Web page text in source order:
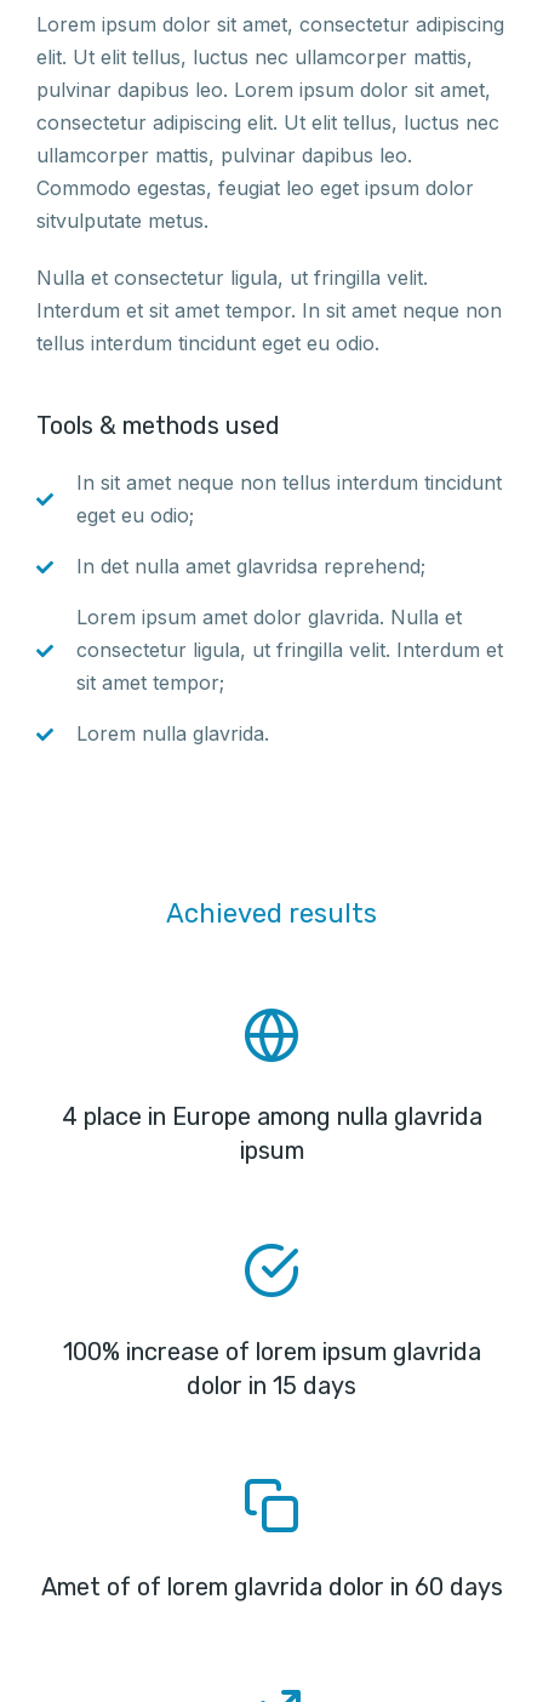
Lorem ipsum dolor sit amet, consectetur adipiscing
elit. Ut elit tellus, luctus nec ullamcorper mattis,
pulvinar dapibus leo. Lorem ipsum dolor sit amet,
consectetur adipiscing elit. Ut elit tellus, luctus nec
ullamcorper mattis, pulvinar dapibus leo.
Commodo egestas, feugiat leo eget ipsum dolor
sitvulputate metus.
Nulla et consectetur ligula, ut fringilla velit.
Interdum et sit amet tempor. In sit amet neque non
tellus interdum tincidunt eget eu odio.
Tools & methods used
In sit amet neque non tellus interdum tincidunt
eget eu odio;
In det nulla amet glavridsa reprehend;
Lorem ipsum amet dolor glavrida. Nulla et
consectetur ligula, ut fringilla velit. Interdum et
sit amet tempor;
Lorem nulla glavrida.
Achieved results
4 place in Europe among nulla glavrida
ipsum
100% increase of lorem ipsum glavrida
dolor in 15 days
Amet of of lorem glavrida dolor in 60 days